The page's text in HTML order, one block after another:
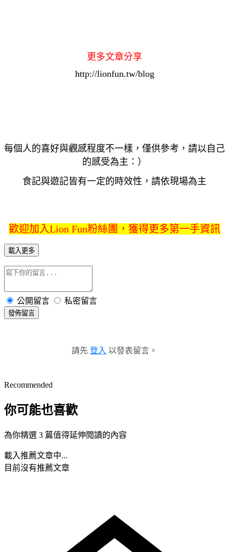
更多文章分享
http://lionfun.tw/blog
每個人的喜好與觀感程度不一樣，僅供參考，請以自己
的感受為主：）
食記與遊記皆有一定的時效性，請依現場為主
歡迎加入Lion Fun粉絲團，獲得更多第一手資訊
載入更多
公開留言 私密留言
發佈留言
請先 登入 以發表留言。
Recommended
你可能也喜歡
為你精選 3 篇值得延伸閱讀的內容
載入推薦文章中...
目前沒有推薦文章